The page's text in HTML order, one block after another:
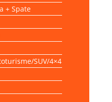
+ Spate
SUV/4×4